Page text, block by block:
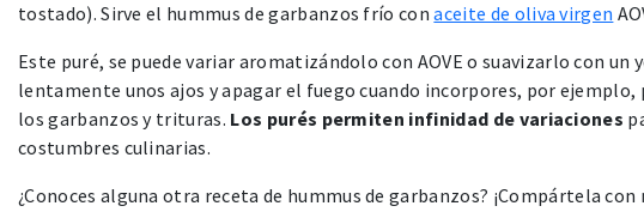
tostado). Sirve el hummus de garbanzos frío conaceite de oliva virgen
Este puré, se puede variar aromatizándolo con AOVE o suavizarlo con
lentamente unos ajos y apagar el fuego cuando incorpores, por
los garbanzos y trituras. Los purés permiten infinidad de variaciones
costumbres culinarias.
¿Conoces alguna otra receta de hummus de garbanzos? ¡Compártela